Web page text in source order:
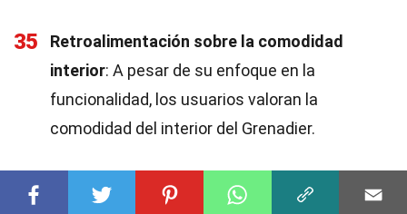
35
Retroalimentación sobre la comodidad
interior: A pesar de su enfoque en la
funcionalidad, los usuarios valoran la
comodidad del interior del Grenadier.
Futuro del Ineos Grenadier